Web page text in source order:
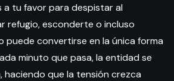
tu favor para despistar al
refugio, esconderte o incluso
puede convertirse en la única forma
minuto que pasa, la entidad se
haciendo que la tensión crezca